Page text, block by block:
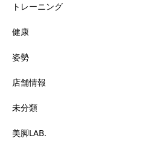
トレーニング
健康
姿勢
店舗情報
未分類
美脚LAB.